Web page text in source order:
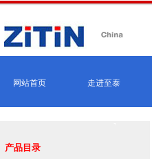
网站首页 走进至泰
产品目录